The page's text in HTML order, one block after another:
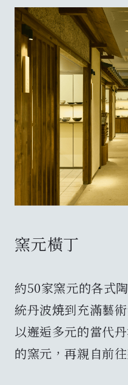
窯元橫丁
約50家窯元的各式
統丹波焼到充滿藝
以邂逅多元的當代
的窯元，再親自前往